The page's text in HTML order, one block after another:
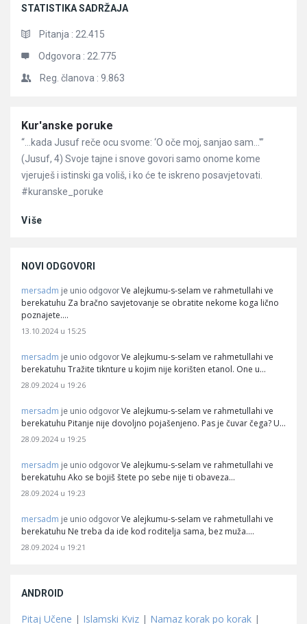
STATISTIKA SADRŽAJA
Pitanja : 22.415
Odgovora : 22.775
Reg. članova : 9.863
Članci
Kur'anske poruke
“…kada Jusuf reče ocu svome: ‘O oče moj, sanjao sam…'”
(Jusuf, 4) Svoje tajne i snove govori samo onome kome
vjeruješ i istinski ga voliš, i ko će te iskreno posavjetovati.
#kuranske_poruke
Više
NOVI ODGOVORI
mersadm je unio odgovor Ve alejkumu-s-selam ve rahmetullahi ve
berekatuhu Za bračno savjetovanje se obratite nekome koga lično
poznajete.…
13.10.2024 u 15:25
mersadm je unio odgovor Ve alejkumu-s-selam ve rahmetullahi ve
berekatuhu Tražite tiknture u kojim nije korišten etanol. One u…
28.09.2024 u 19:26
mersadm je unio odgovor Ve alejkumu-s-selam ve rahmetullahi ve
berekatuhu Pitanje nije dovoljno pojašenjeno. Pas je čuvar čega? U…
28.09.2024 u 19:25
mersadm je unio odgovor Ve alejkumu-s-selam ve rahmetullahi ve
berekatuhu Ako se bojiš štete po sebe nije ti obaveza…
28.09.2024 u 19:23
mersadm je unio odgovor Ve alejkumu-s-selam ve rahmetullahi ve
berekatuhu Ne treba da ide kod roditelja sama, bez muža.…
28.09.2024 u 19:21
ANDROID
Pitaj Učene | Islamski Kviz | Namaz korak po korak |